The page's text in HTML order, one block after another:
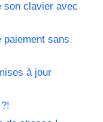
son clavier avec
paiement sans
à jour